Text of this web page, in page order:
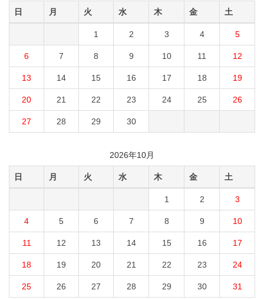
日 月 火 水 木 金 土
1 2 3 4 5
6 7 8 9 10 11 12
13 14 15 16 17 18 19
20 21 22 23 24 25 26
27 28 29 30
2026年10月
日 月 火 水 木 金 土
1 2 3
4 5 6 7 8 9 10
11 12 13 14 15 16 17
18 19 20 21 22 23 24
25 26 27 28 29 30 31